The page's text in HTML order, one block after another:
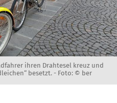
ihren Drahtesel kreuz und
besetzt. - Foto: © ber